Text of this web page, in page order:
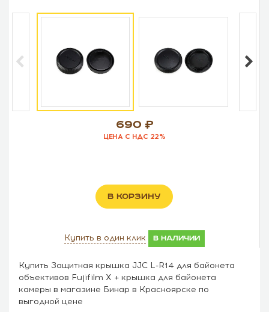
690
ЦЕНА С НДС 22%
В КОРЗИНУ
Купить в один клик в наличии
Купить Защитная крышка JJC L-R14 для байонета
объективов Fujifilm X + крышка для байонета
камеры в магазине Бинар в Красноярске по
выгодной цене